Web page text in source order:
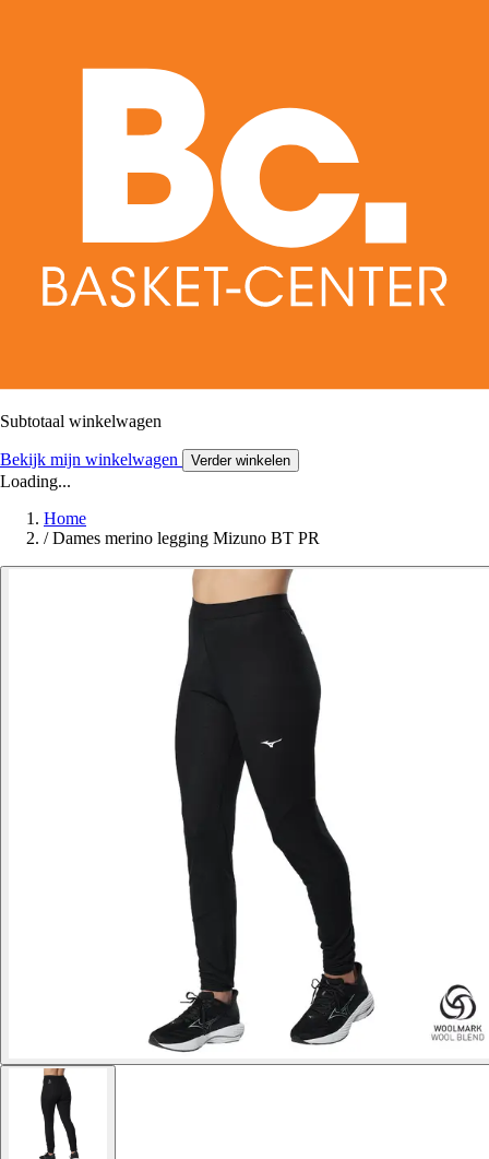
Subtotaal winkelwagen
Bekijk mijn winkelwagen Verder winkelen
Loading...
Home
/ Dames merino legging Mizuno BT PR